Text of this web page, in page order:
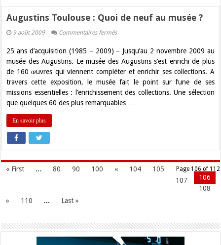
Augustins Toulouse : Quoi de neuf au musée ?
9 août 2009 Commentaires ferméssur
:
Quoi
neuf
au
?
25 ans d’acquisition (1985 – 2009) – Jusqu’au 2 novembre 2009 au
musée des Augustins. Le musée des Augustins s’est enrichi de plus
de 160 œuvres qui viennent compléter et enrichir ses collections. A
travers cette exposition, le musée fait le point sur l’une de ses
missions essentielles : l’enrichissement des collections. Une sélection
que quelques 60 des plus remarquables …
En savoir plus
Page 106 of 112
« First ... 80 90 100 « 104
105
106
107
108
»
110 ... Last »